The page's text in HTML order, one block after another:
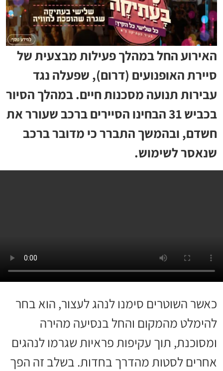
האירוע החל במהלך פעילות מבצעית של
סיירת האופנועים (דרום), שפעלה נגד
עבירות תנועה מסכנות חיים. במהלך הסיור
בכביש 31 הבחינו הסיירים ברכב שעורר את
חשדם, ובהמשך התברר כי מדובר ברכב
שנאסר לשימוש.
כאשר השוטרים סימנו לנהג לעצור, הוא בחר
להימלט מהמקום והחל בנסיעה מהירה
ומסוכנת, תוך עקיפות פראיות שגרמו לנהגים
אחרים לסטות מהדרך בחדות. בשלב זה הפך